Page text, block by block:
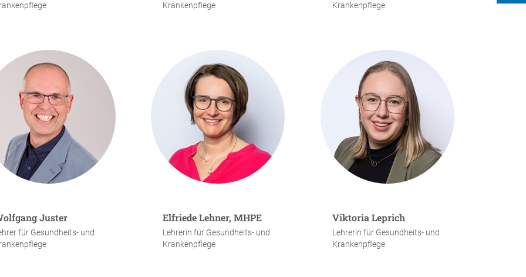
Krankenpflege
Krankenpflege
Juster
für Gesundheits- und
Elfriede Lehner, MHPE
Lehrerin für Gesundheits- und
Krankenpflege
Viktoria Leprich
Lehrerin für Gesundheits- und
Krankenpflege